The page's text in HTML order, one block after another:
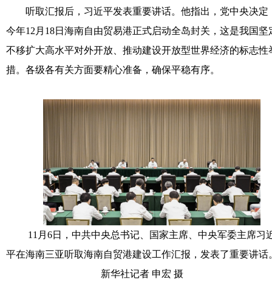
听取汇报后，习近平发表重要讲话。他指出，党中央决定
今年12月18日海南自由贸易港正式启动全岛封关，这是我国坚
不移扩大高水平对外开放、推动建设开放型世界经济的标志性
措。各级各有关方面要精心准备，确保平稳有序。
11月6日，中共中央总书记、国家主席、中央军委主席习
平在海南三亚听取海南自贸港建设工作汇报，发表了重要讲话
新华社记者 申宏 摄